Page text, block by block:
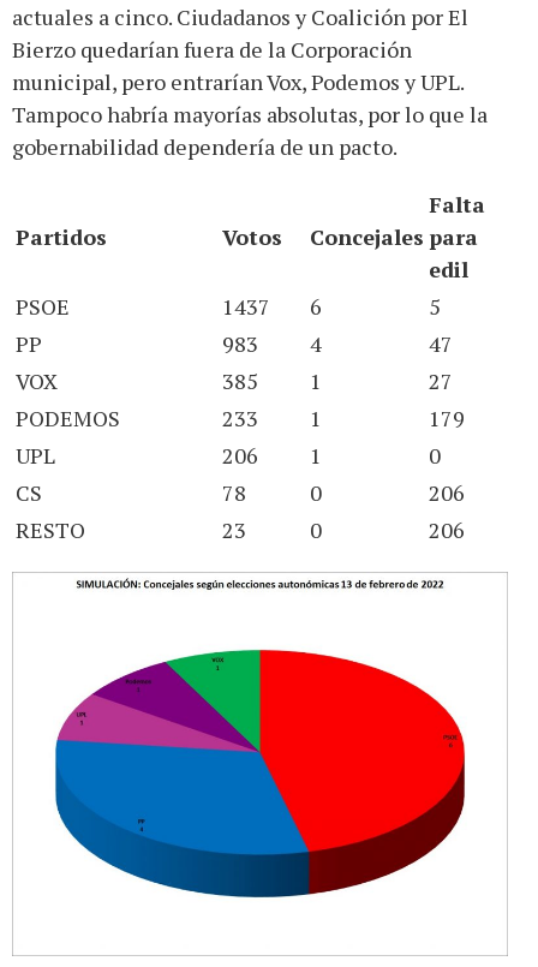
actuales a cinco. Ciudadanos y Coalición por El
Bierzo quedarían fuera de la Corporación
municipal, pero entrarían Vox, Podemos y UPL.
Tampoco habría mayorías absolutas, por lo que la
gobernabilidad dependería de un pacto.
Partidos Votos Concejales
Falta
para
edil
PSOE
1437 6
5
PP
983 4
47
VOX
385 1
27
PODEMOS
233 1
179
UPL
206 1
0
CS
78 0
206
RESTO
23 0 206